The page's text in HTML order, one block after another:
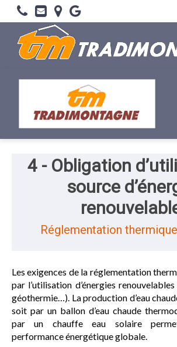
4 - Obligation
source
Réglementation
Les exigences de la réglementation
par l’utilisation d’énergies
géothermie…). La production d’eau
soit par un ballon d’eau chaude
par un chauffe eau solaire
performance énergétique globale.